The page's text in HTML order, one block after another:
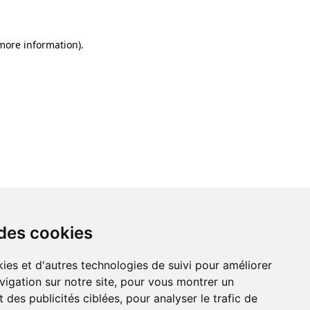
cookies
et d'autres technologies de suivi pour améliorer
sur notre site, pour vous montrer un
des publicités ciblées, pour analyser le trafic de
information).